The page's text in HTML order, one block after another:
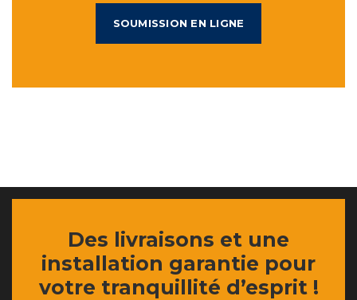
SOUMISSION EN LIGNE
Des livraisons et une
installation garantie pour
votre tranquillité d’esprit !